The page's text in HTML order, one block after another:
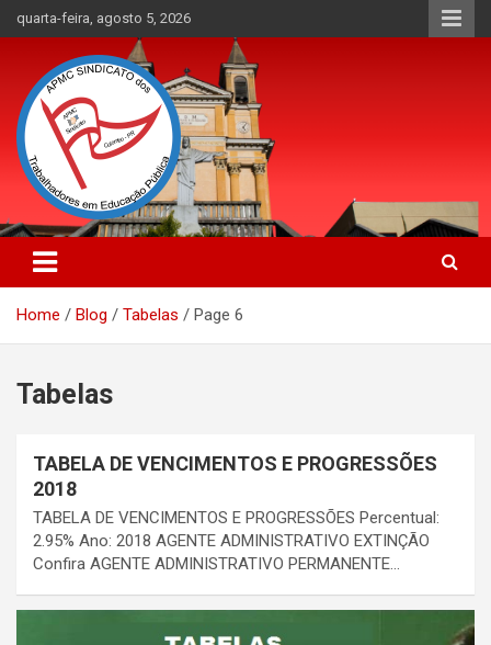
to
quarta-feira, agosto 5, 2026
APMC Sindicato: Sindicato dos
Trabalhadores em Educação
Pública
APMC Sindicato dos Trabalhadores em educação pública do
município de Colombo, Estado do Paraná. Nenhum Direito a
Menos!
Home
Blog Tabelas Page 6
Tabelas
TABELA DE VENCIMENTOS E PROGRESSÕES
2018
TABELA DE VENCIMENTOS E PROGRESSÕES Percentual:
2.95% Ano: 2018 AGENTE ADMINISTRATIVO EXTINÇÃO
Confira AGENTE ADMINISTRATIVO PERMANENTE…